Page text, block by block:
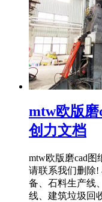
mtw欧版磨
创力文档
mtw欧版磨cad图
请联系我们删除!
备、石料生产线
线、建筑垃圾回